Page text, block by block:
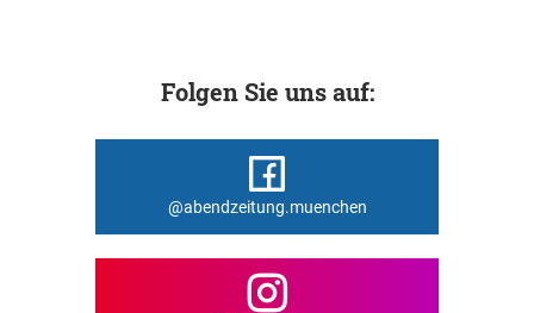
Folgen Sie uns auf:
@abendzeitung.muenchen